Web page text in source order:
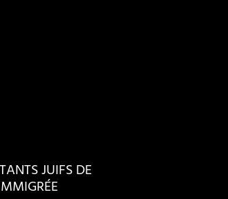
JUIFS DE